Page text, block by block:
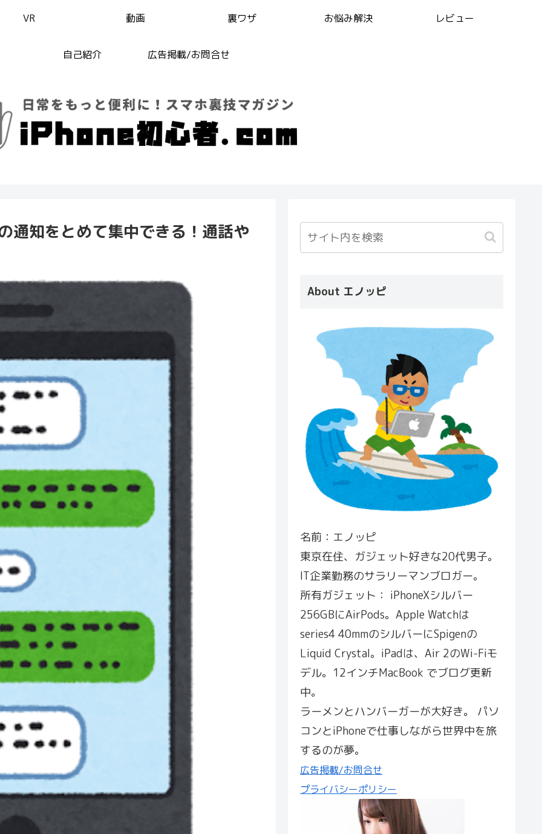
VR 動画 裏ワザ お悩み解決 レビュー
自己紹介 広告掲載/お問合せ
通知をとめて集中できる！通話や
About エノッピ
名前：エノッピ
東京在住、ガジェット好きな20代男子。
IT企業勤務のサラリーマンブロガー。
所有ガジェット： iPhoneXシルバー
256GBにAirPods。Apple Watchは
series4 40mmのシルバーにSpigenの
Liquid Crystal。iPadは、Air 2のWi-Fiモ
デル。12インチMacBook でブログ更新
中。
ラーメンとハンバーガーが大好き。 パソ
コンとiPhoneで仕事しながら世界中を旅
するのが夢。
広告掲載/お問合せ
プライバシーポリシー